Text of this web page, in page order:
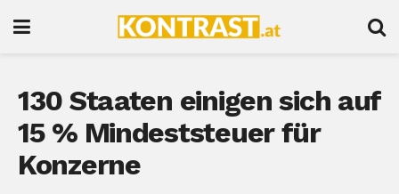
130 Staaten einigen sich auf
15 % Mindeststeuer für
Konzerne